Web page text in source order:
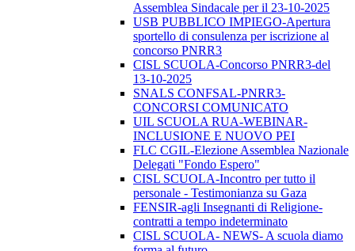
Assemblea Sindacale per il 23-10-2025
USB PUBBLICO IMPIEGO-Apertura
sportello di consulenza per iscrizione al
concorso PNRR3
CISL SCUOLA-Concorso PNRR3-del
13-10-2025
SNALS CONFSAL-PNRR3-
CONCORSI COMUNICATO
UIL SCUOLA RUA-WEBINAR-
INCLUSIONE E NUOVO PEI
FLC CGIL-Elezione Assemblea Nazionale
Delegati "Fondo Espero"
CISL SCUOLA-Incontro per tutto il
personale - Testimonianza su Gaza
FENSIR-agli Insegnanti di Religione-
contratti a tempo indeterminato
CISL SCUOLA- NEWS- A scuola diamo